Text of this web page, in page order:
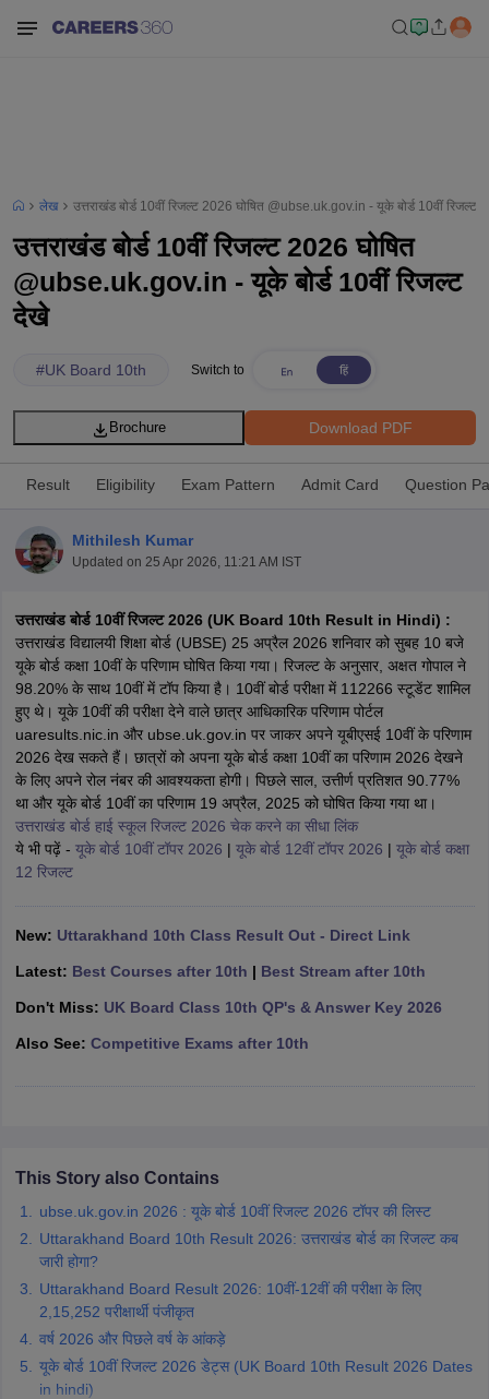
Time Table 2026
12th Supplementary Result 2026
TN 11th Arrear Result 2026
TN
CBSE 10th Second Board Result Marksheet 2026
CBSE Second
HS Result 2026 CBSE Class 12 Result Link 2026
Punjab
CBSE 10th Science Question Paper 2026 Second Exam
CBSE 10th
Question Paper 2026
TS Inter Supplementary Question
SSLC
Karnataka SSLC UK Board 10th Goa Board SSCPSEB 10th
Exam
MP Board 12th UK Board 12th Goa Board HSSC
Public School Admissions
Navyug School Admission
MGGS School
Schools in JaipurSchools in Lucknow Schools in Gurgaon
Schools
Schools in Punjab
Schools in Bihar
Army Public Schools in India
HBSE 12th SyllabusHPBOSE 12th Syllabus NBSE HSSLC
GSEB SSC Question PapersGoa Board SSC Question PaperManipur
10th Syllabus
JAC 10th Syllabus Odisha 10th Syllabus Kerala
Syllabus for Class 11 Syllabus for Class 12
2026Digital Gujarat Scholarship 2026-27
लेख उत्तराखंड बोर्ड 10वीं रिजल्ट 2026 घोषित @ubse.uk.gov.in - यूके बोर्ड 10वीं रिजल्ट
उत्तराखंड बोर्ड 10वीं रिजल्ट 2026 घोषित
@ubse.uk.gov.in - यूके बोर्ड 10वीं रिजल्ट
देखे
#UK Board 10th Switch to
Download PDF
Brochure
Result Eligibility Exam Pattern Admit Card Question
Mithilesh Kumar
Updated on 25 Apr 2026, 11:21 AM IST
उत्तराखंड बोर्ड 10वीं रिजल्ट 2026 (UK Board 10th Result in Hindi) :
उत्तराखंड विद्यालयी शिक्षा बोर्ड (UBSE) 25 अप्रैल 2026 शनिवार को सुबह 10 बजे
यूके बोर्ड कक्षा 10वीं के परिणाम घोषित किया गया। रिजल्ट के अनुसार, अक्षत गोपाल ने
98.20% के साथ 10वीं में टॉप किया है। 10वीं बोर्ड परीक्षा में 112266 स्टूडेंट शामिल
हुए थे। यूके 10वीं की परीक्षा देने वाले छात्र आधिकारिक परिणाम पोर्टल
uaresults.nic.in और ubse.uk.gov.in पर जाकर अपने यूबीएसई 10वीं के परिणाम
2026 देख सकते हैं। छात्रों को अपना यूके बोर्ड कक्षा 10वीं का परिणाम 2026 देखने
के लिए अपने रोल नंबर की आवश्यकता होगी। पिछले साल, उत्तीर्ण प्रतिशत 90.77%
था और यूके बोर्ड 10वीं का परिणाम 19 अप्रैल, 2025 को घोषित किया गया था।
उत्तराखंड बोर्ड हाई स्कूल रिजल्ट 2026 चेक करने का सीधा लिंक
ये भी पढ़ें - यूके बोर्ड 10वीं टॉपर 2026 | यूके बोर्ड 12वीं टॉपर 2026 | यूके बोर्ड कक्षा
12 रिजल्ट
New: Uttarakhand 10th Class Result Out - Direct Link
Latest: Best Courses after 10th | Best Stream after 10th
Don't Miss: UK Board Class 10th QP's & Answer Key 2026
Also See: Competitive Exams after 10th
This Story also Contains
ubse.uk.gov.in 2026 : यूके बोर्ड 10वीं रिजल्ट 2026 टॉपर की लिस्ट
Uttarakhand Board 10th Result 2026: उत्तराखंड बोर्ड का रिजल्ट कब
जारी होगा?
Uttarakhand Board Result 2026: 10वीं-12वीं की परीक्षा के लिए
2,15,252 परीक्षार्थी पंजीकृत
वर्ष 2026 और पिछले वर्ष के आंकड़े
यूके बोर्ड 10वीं रिजल्ट 2026 डेट्स (UK Board 10th Result 2026 Dates
in hindi)